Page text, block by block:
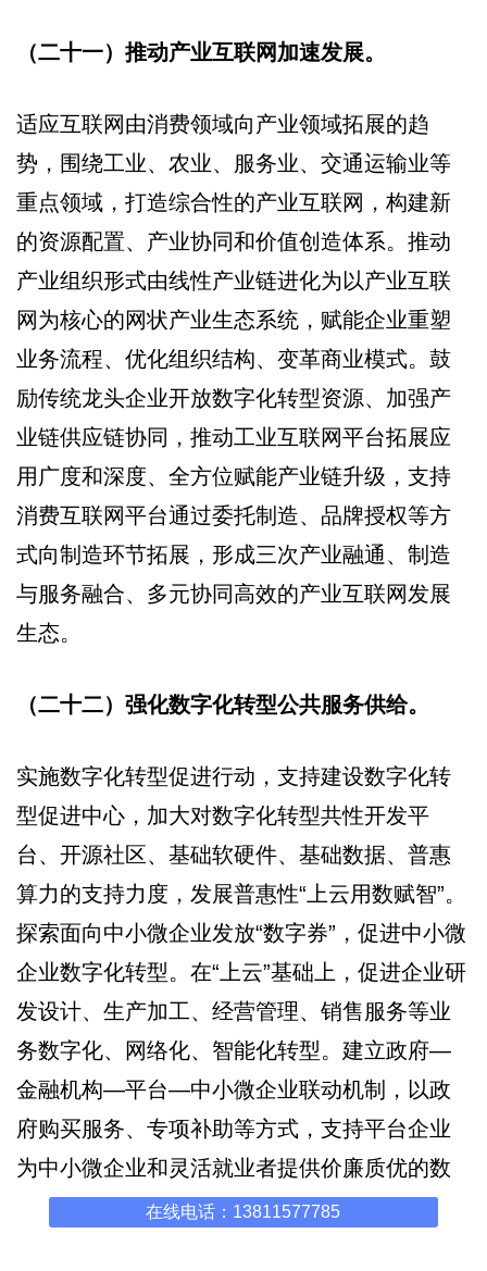
（二十一）推动产业互联网加速发展。
适应互联网由消费领域向产业领域拓展的趋
势，围绕工业、农业、服务业、交通运输业等
重点领域，打造综合性的产业互联网，构建新
的资源配置、产业协同和价值创造体系。推动
产业组织形式由线性产业链进化为以产业互联
网为核心的网状产业生态系统，赋能企业重塑
业务流程、优化组织结构、变革商业模式。鼓
励传统龙头企业开放数字化转型资源、加强产
业链供应链协同，推动工业互联网平台拓展应
用广度和深度、全方位赋能产业链升级，支持
消费互联网平台通过委托制造、品牌授权等方
式向制造环节拓展，形成三次产业融通、制造
与服务融合、多元协同高效的产业互联网发展
生态。
（二十二）强化数字化转型公共服务供给。
实施数字化转型促进行动，支持建设数字化转
型促进中心，加大对数字化转型共性开发平
台、开源社区、基础软硬件、基础数据、普惠
算力的支持力度，发展普惠性“上云用数赋智”。
探索面向中小微企业发放“数字券”，促进中小微
企业数字化转型。在“上云”基础上，促进企业研
发设计、生产加工、经营管理、销售服务等业
务数字化、网络化、智能化转型。建立政府—
金融机构—平台—中小微企业联动机制，以政
府购买服务、专项补助等方式，支持平台企业
为中小微企业和灵活就业者提供价廉质优的数
字化转型服务产品。在线电话：13811577785